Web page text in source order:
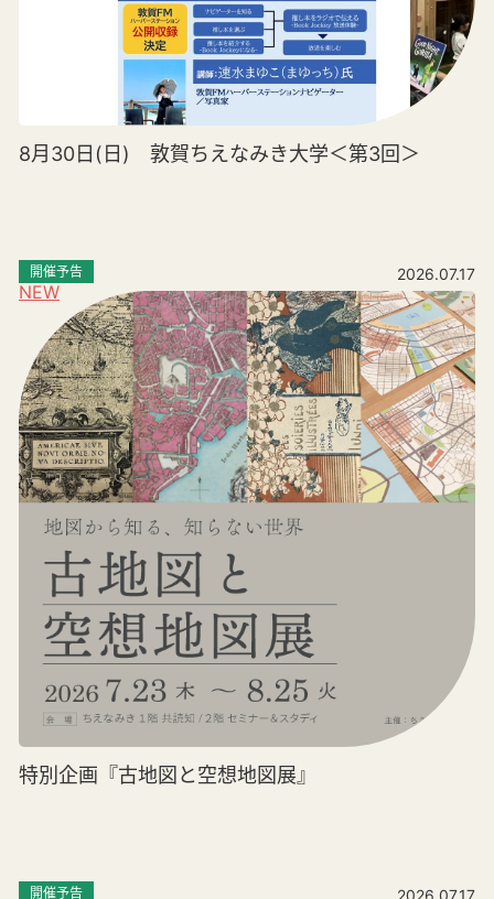
8月30日(日) 敦賀ちえなみき大学＜第3回＞
NEW
開催予告 2026.07.17
特別企画『古地図と空想地図展』
開催予告 2026.07.17